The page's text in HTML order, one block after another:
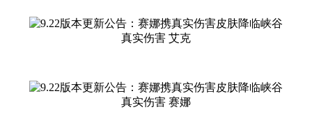
真实伤害 艾克
真实伤害 赛娜